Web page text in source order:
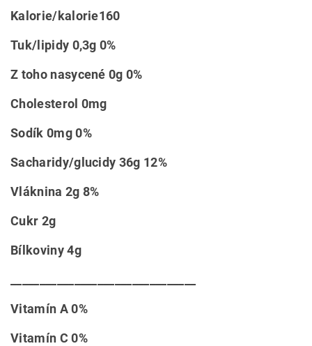
Kalorie/kalorie160
Tuk/lipidy 0,3g 0%
Z toho nasycené 0g 0%
Cholesterol 0mg
Sodík 0mg 0%
Sacharidy/glucidy 36g 12%
Vláknina 2g 8%
Cukr 2g
Bílkoviny 4g
Vitamín A 0%
Vitamín C 0%